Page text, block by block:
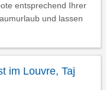
entsprechend Ihrer
und lassen
im Louvre, Taj